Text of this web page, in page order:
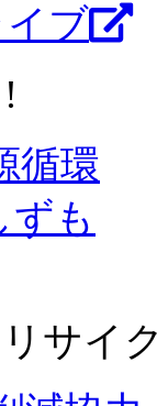
ブ
サイ